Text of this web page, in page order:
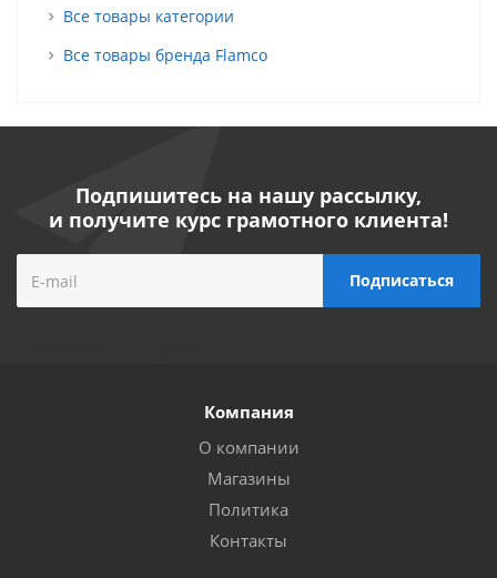
Все товары категории
Все товары бренда Flamco
Подпишитесь на нашу рассылку,
и получите курс грамотного клиента!
Компания
О компании
Магазины
Политика
Контакты